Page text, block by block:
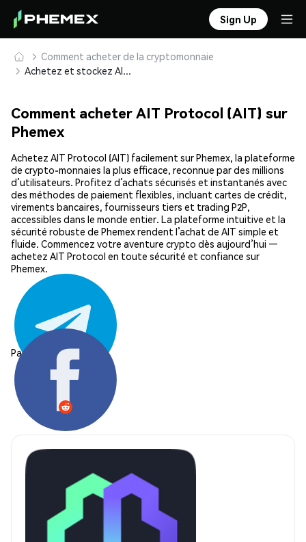
Sign Up
Comment acheter de la cryptomonnaie
Achetez et stockez AIT Protocol (AIT) en toute sécurité
Comment acheter AIT Protocol (AIT) sur
Phemex
Achetez AIT Protocol (AIT) facilement sur Phemex, la plateforme
de crypto-monnaies la plus efficace, reconnue par des millions
d’utilisateurs. Profitez d’achats sécurisés et instantanés avec
des méthodes de paiement flexibles, incluant cartes de crédit,
virements bancaires, fournisseurs tiers et trading P2P,
accessibles dans le monde entier. La plateforme intuitive et la
sécurité robuste de Phemex rendent l’achat de AIT simple et
fluide. Commencez votre aventure crypto dès aujourd’hui —
achetez AIT Protocol en toute sécurité et confiance sur
Phemex.
Partager: